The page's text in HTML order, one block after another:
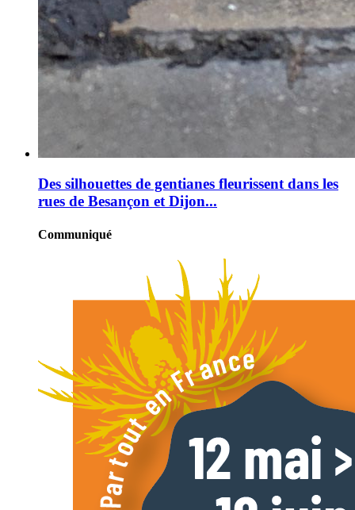
Des silhouettes de gentianes fleurissent dans les
rues de Besançon et Dijon...
Communiqué